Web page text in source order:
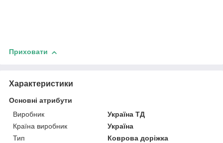
Приховати
Характеристики
Основні атрибути
Виробник
Україна ТД
Країна виробник
Україна
Тип
Коврова доріжка